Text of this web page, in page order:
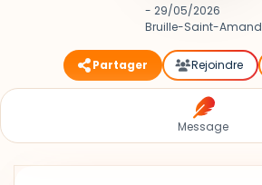
- 29/05/2026
Bruille-Saint-Amand
Partager Rejoindre
Message